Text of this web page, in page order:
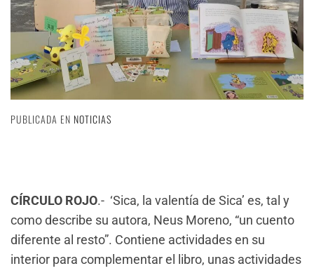
PUBLICADA EN NOTICIAS
CÍRCULO ROJO.- ‘Sica, la valentía de Sica’ es, tal y
como describe su autora, Neus Moreno, “un cuento
diferente al resto”. Contiene actividades en su
interior para complementar el libro, unas actividades